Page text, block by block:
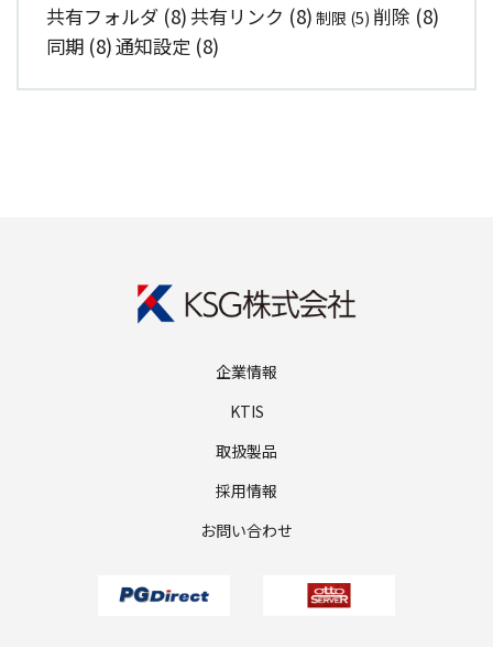
共有フォルダ (8) 共有リンク (8) 制限 (5) 削除 (8)
同期 (8)通知設定 (8)
企業情報
KTIS
取扱製品
採用情報
お問い合わせ